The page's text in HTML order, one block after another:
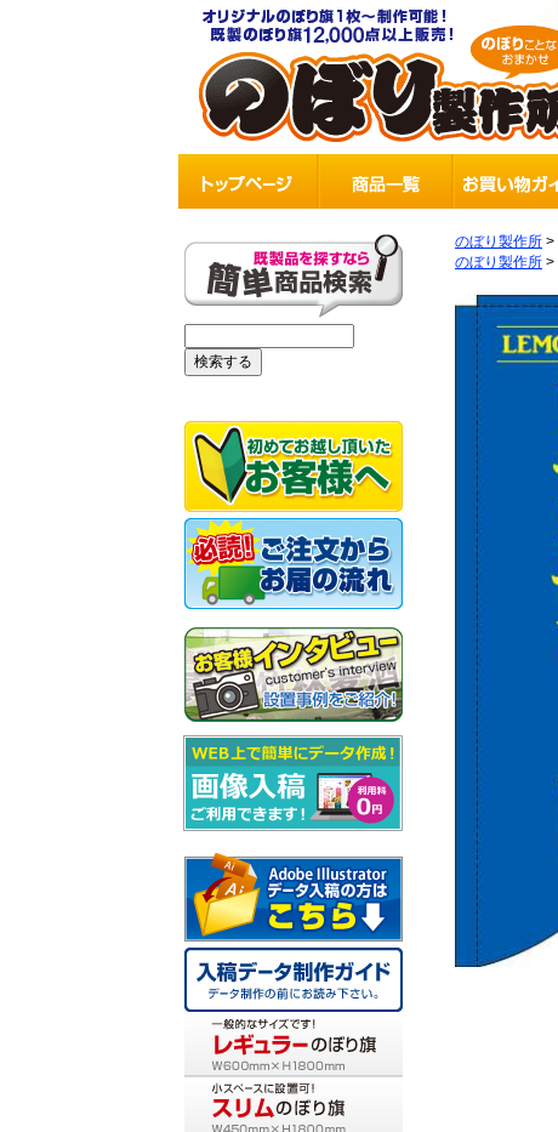
のぼり製作所 >
のぼり製作所 >